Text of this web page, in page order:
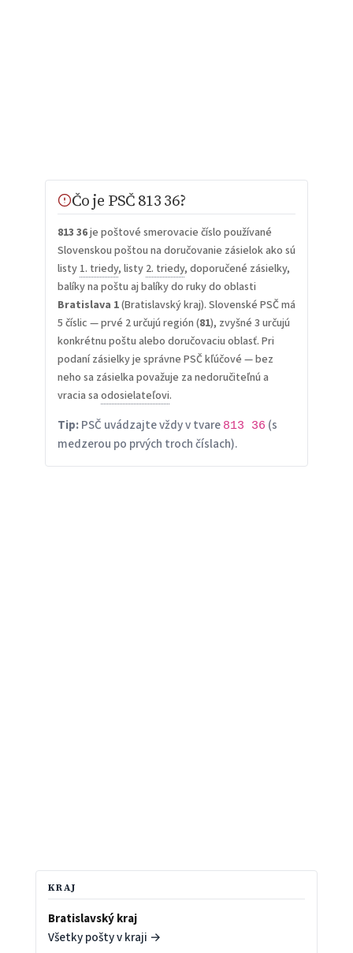
Čo je PSČ 813 36?
813 36je poštové smerovacie číslo používané
Slovenskou poštou na doručovanie zásielok ako sú
listy 1. triedy, listy 2. triedy, doporučené zásielky,
balíky na poštu aj balíky do ruky do oblasti
Bratislava 1(Bratislavský kraj). Slovenské PSČ má
5 číslic — prvé 2 určujú región (81), zvyšné 3 určujú
konkrétnu poštu alebo doručovaciu oblasť. Pri
podaní zásielky je správne PSČ kľúčové — bez
neho sa zásielka považuje za nedoručiteľnú a
vracia sa odosielateľovi.
Tip:PSČ uvádzajte vždy v tvare 813 36 (s
medzerou po prvých troch číslach).
KRAJ
Bratislavský kraj
Všetky pošty v kraji →